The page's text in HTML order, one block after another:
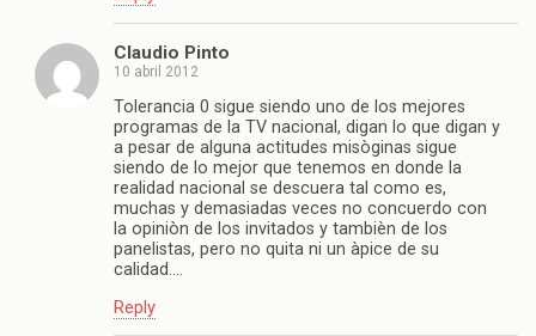
Claudio Pinto
10 abril 2012
Tolerancia 0 sigue siendo uno de los mejores
programas de la TV nacional, digan lo que digan y
a pesar de alguna actitudes misòginas sigue
siendo de lo mejor que tenemos en donde la
realidad nacional se descuera tal como es,
muchas y demasiadas veces no concuerdo con
la opiniòn de los invitados y tambièn de los
panelistas, pero no quita ni un àpice de su
calidad….
Reply